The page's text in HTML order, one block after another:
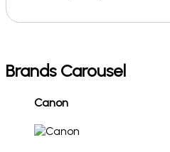
Brands Carousel
Canon